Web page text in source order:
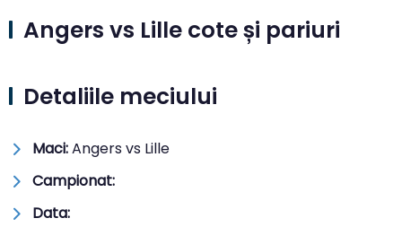
Angers vs Lille cote și pariuri
Detaliile meciului
Maci:Angers vs Lille
Campionat:
Data: